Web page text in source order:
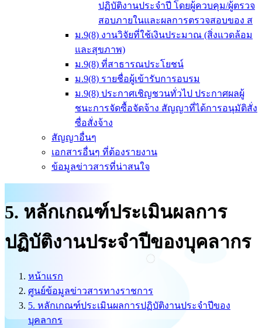
ปฏิบัติงานประจำปี โดยผู้ควบคุม/ผู้ตรวจ
สอบภายในและผลการตรวจสอบของ ส
ม.9(8) งานวิจัยที่ใช้เงินประมาณ (สิ่งแวดล้อม
และสุขภาพ)
ม.9(8) ที่สาธารณประโยชน์
ม.9(8) รายชื่อผู้เข้ารับการอบรม
ม.9(8) ประกาศเชิญชวนทั่วไป ประกาศผลผู้
ชนะการจัดซื้อจัดจ้าง สัญญาที่ได้การอนุมัติสั่ง
ซื่อสั่งจ้าง
สัญญาอื่นๆ
เอกสารอื่นๆ ที่ต้องรายงาน
ข้อมูลข่าวสารที่น่าสนใจ
5. หลักเกณฑ์ประเมินผลการ
ปฏิบัติงานประจำปีของบุคลากร
หน้าแรก
ศูนย์ข้อมูลข่าวสารทางราชการ
5. หลักเกณฑ์ประเมินผลการปฏิบัติงานประจำปีของ
บุคลากร